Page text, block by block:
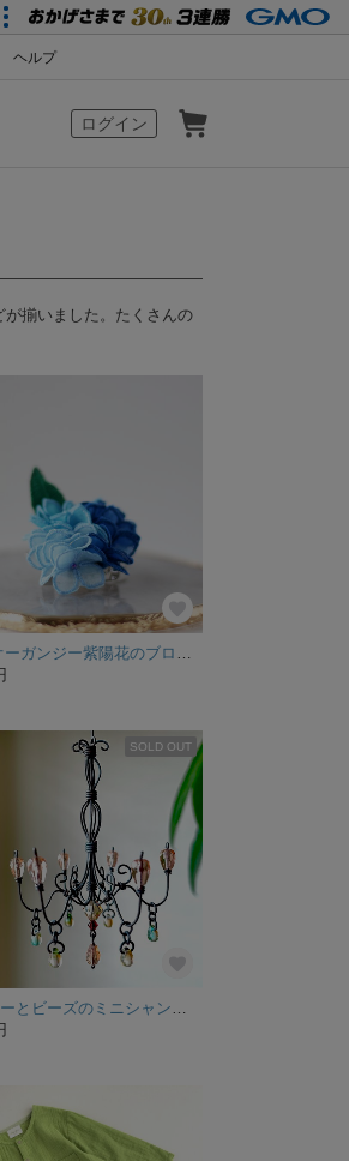
ヘルプ
ログイン
揃いました。たくさんの
2wayオーガンジー紫陽花のブローチ
SOLD OUT
ワイヤーとビーズのミニシャンデリア(ライトピーチ)